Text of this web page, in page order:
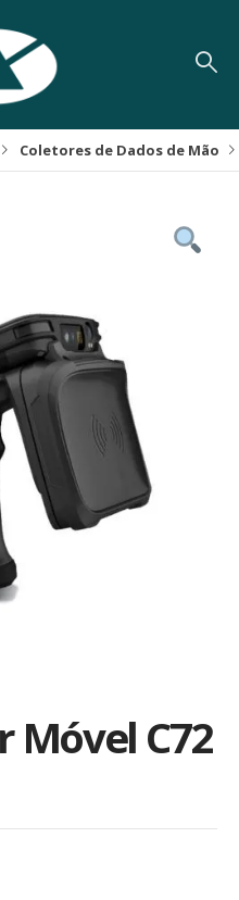
Coletores de Dados de Mão
C72